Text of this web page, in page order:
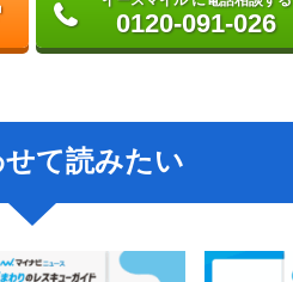
0120-091-026
て読みたい